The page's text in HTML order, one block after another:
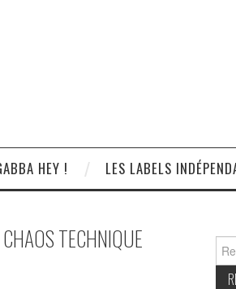
HEY ! LES LABELS
TECHNIQUE